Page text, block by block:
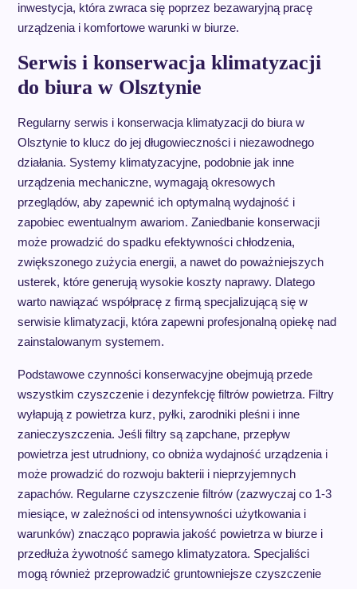
inwestycja, która zwraca się poprzez bezawaryjną pracę
urządzenia i komfortowe warunki w biurze.
Serwis i konserwacja klimatyzacji
do biura w Olsztynie
Regularny serwis i konserwacja klimatyzacji do biura w
Olsztynie to klucz do jej długowieczności i niezawodnego
działania. Systemy klimatyzacyjne, podobnie jak inne
urządzenia mechaniczne, wymagają okresowych
przeglądów, aby zapewnić ich optymalną wydajność i
zapobiec ewentualnym awariom. Zaniedbanie konserwacji
może prowadzić do spadku efektywności chłodzenia,
zwiększonego zużycia energii, a nawet do poważniejszych
usterek, które generują wysokie koszty naprawy. Dlatego
warto nawiązać współpracę z firmą specjalizującą się w
serwisie klimatyzacji, która zapewni profesjonalną opiekę nad
zainstalowanym systemem.
Podstawowe czynności konserwacyjne obejmują przede
wszystkim czyszczenie i dezynfekcję filtrów powietrza. Filtry
wyłapują z powietrza kurz, pyłki, zarodniki pleśni i inne
zanieczyszczenia. Jeśli filtry są zapchane, przepływ
powietrza jest utrudniony, co obniża wydajność urządzenia i
może prowadzić do rozwoju bakterii i nieprzyjemnych
zapachów. Regularne czyszczenie filtrów (zazwyczaj co 1-3
miesiące, w zależności od intensywności użytkowania i
warunków) znacząco poprawia jakość powietrza w biurze i
przedłuża żywotność samego klimatyzatora. Specjaliści
mogą również przeprowadzić gruntowniejsze czyszczenie